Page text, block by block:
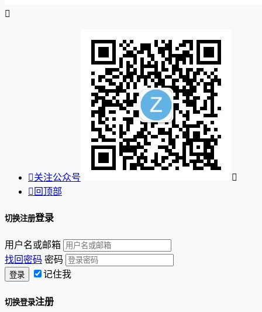

关注公众号

 回顶部
切换注册登录
用户名或邮箱
找回密码 密码
记住我
切换登录注册